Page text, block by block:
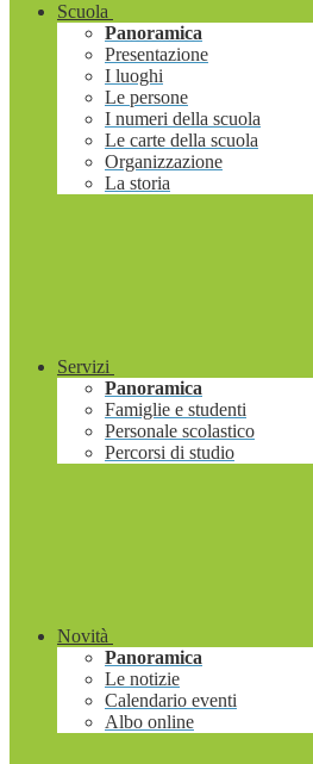
Scuola
Panoramica
Presentazione
I luoghi
Le persone
I numeri della scuola
Le carte della scuola
Organizzazione
La storia
Servizi
Panoramica
Famiglie e studenti
Personale scolastico
Percorsi di studio
Novità
Panoramica
Le notizie
Calendario eventi
Albo online